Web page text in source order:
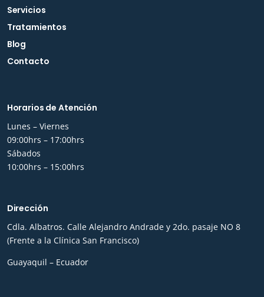
Servicios
Tratamientos
Blog
Contacto
Horarios de Atención
Lunes – Viernes
09:00hrs – 17:00hrs
Sábados
10:00hrs – 15:00hrs
Dirección
Cdla. Albatros. Calle Alejandro Andrade y 2do. pasaje NO 8
(Frente a la Clínica San Francisco)
Guayaquil – Ecuador